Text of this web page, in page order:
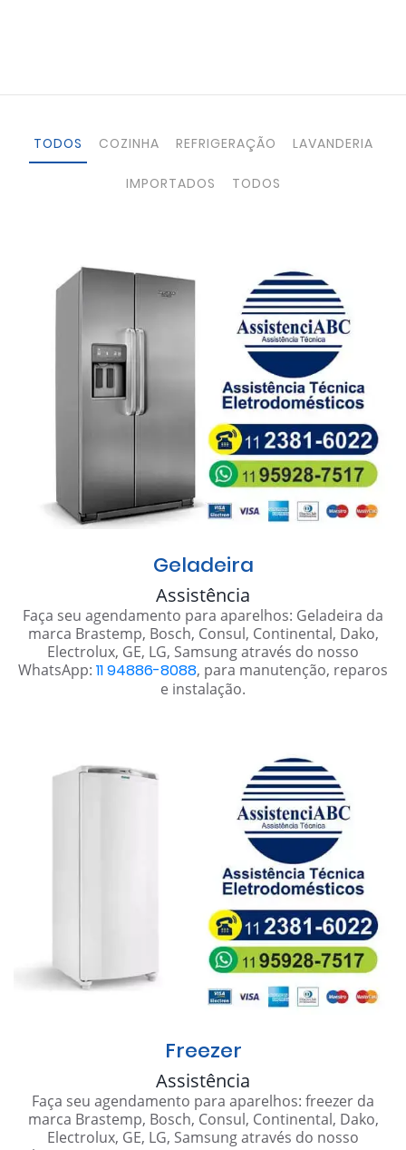
TODOS COZINHA REFRIGERAÇÃO LAVANDERIA
IMPORTADOS TODOS
Geladeira
Assistência
Faça seu agendamento para aparelhos: Geladeira da
marca Brastemp, Bosch, Consul, Continental, Dako,
Electrolux, GE, LG, Samsung através do nosso
WhatsApp: 11 94886-8088, para manutenção, reparos
e instalação.
Freezer
Assistência
Faça seu agendamento para aparelhos: freezer da
marca Brastemp, Bosch, Consul, Continental, Dako,
Electrolux, GE, LG, Samsung através do nosso